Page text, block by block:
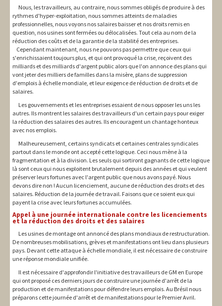
Nous, les travailleurs, au contraire, nous sommes obligés de produire à des
rythmes d'hyper-exploitation, nous sommes atteints de maladies
professionnelles, nous voyons nos salaires baisser et nos droits remis en
question, nos usines sont fermées ou délocalisées. Tout cela au nom de la
réduction des coûts et de la garantie de la stabilité des entreprises.
Cependant maintenant, nous ne pouvons pas permettre que ceux qui
s'enrichissaient toujours plus, et qui ont provoqué la crise, reçoivent des
milliards et des milliards d'argent public alors que l'on annonce des plans qui
vont jeter des milliers de familles dans la misère, plans de suppression
d'emplois à échelle mondiale, et leur exigence de réduction de droits et de
salaires.
Les gouvernements et les entreprises essaient de nous opposer les uns les
autres. Ils montrent les salaires des travailleurs d'un certain pays pour exiger
la réduction des salaires des autres. Ils encouragent un chantage honteux
avec nos emplois.
Malheureusement, certains syndicats et certaines centrales syndicales
partout dans le monde ont accepté cette logique. Ceci nous mène à la
fragmentation et à la division. Les seuls qui sortiront gagnants de cette logique
là sont ceux qui nous exploitent brutalement depuis des années et qui veulent
préserver leurs fortunes avec l'argent public que nous avons payé. Nous
devons dire non ! Aucun licenciement, aucune de réduction des droits et des
salaires. Réduction de la journée de travail. Faisons que ce soient eux qui
payent la crise avec leurs fortunes accumulées.
Appel à une journée internationale contre les licenciements
et la réduction des droits et des salaires
Les usines de montage ont annoncé des plans mondiaux de restructuration.
De nombreuses mobilisations, grèves et manifestations ont lieu dans plusieurs
pays. Devant cette attaque à échelle mondiale, il est nécessaire de construire
une réponse mondiale unifiée.
Il est nécessaire d'approfondir l'initiative des travailleurs de GM en Europe
qui ont proposé ces derniers jours de construire une journée d'arrêt de la
production et de manifestations pour défendre leurs emplois. Au Brésil nous
préparons cette journée d'arrêt et de manifestations pour le Premier Avril.